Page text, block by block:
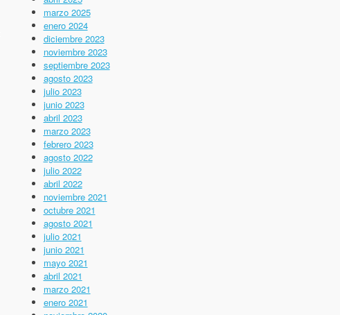
marzo 2025
enero 2024
diciembre 2023
noviembre 2023
septiembre 2023
agosto 2023
julio 2023
junio 2023
abril 2023
marzo 2023
febrero 2023
agosto 2022
julio 2022
abril 2022
noviembre 2021
octubre 2021
agosto 2021
julio 2021
junio 2021
mayo 2021
abril 2021
marzo 2021
enero 2021